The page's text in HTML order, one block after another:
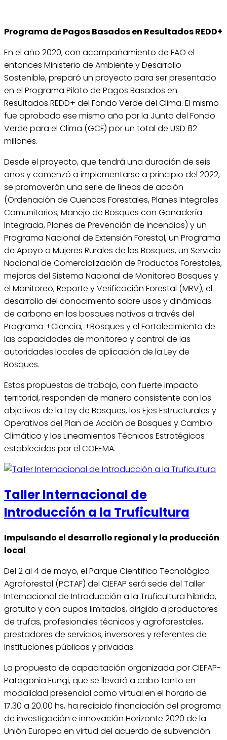
Programa de Pagos Basados en Resultados REDD+
En el año 2020, con acompañamiento de FAO el
entonces Ministerio de Ambiente y Desarrollo
Sostenible, preparó un proyecto para ser presentado
en el Programa Piloto de Pagos Basados en
Resultados REDD+ del Fondo Verde del Clima. El mismo
fue aprobado ese mismo año por la Junta del Fondo
Verde para el Clima (GCF) por un total de USD 82
millones.
Desde el proyecto, que tendrá una duración de seis
años y comenzó a implementarse a principio del 2022,
se promoverán una serie de líneas de acción
(Ordenación de Cuencas Forestales, Planes Integrales
Comunitarios, Manejo de Bosques con Ganadería
Integrada, Planes de Prevención de Incendios) y un
Programa Nacional de Extensión Forestal, un Programa
de Apoyo a Mujeres Rurales de los Bosques, un Servicio
Nacional de Comercialización de Productos Forestales,
mejoras del Sistema Nacional de Monitoreo Bosques y
el Monitoreo, Reporte y Verificación Forestal (MRV), el
desarrollo del conocimiento sobre usos y dinámicas
de carbono en los bosques nativos a través del
Programa +Ciencia, +Bosques y el Fortalecimiento de
las capacidades de monitoreo y control de las
autoridades locales de aplicación de la Ley de
Bosques.
Estas propuestas de trabajo, con fuerte impacto
territorial, responden de manera consistente con los
objetivos de la Ley de Bosques, los Ejes Estructurales y
Operativos del Plan de Acción de Bosques y Cambio
Climático y los Lineamientos Técnicos Estratégicos
establecidos por el COFEMA.
Taller Internacional de
Introducción a la Truficultura
Impulsando el desarrollo regional y la producción
local
Del 2 al 4 de mayo, el Parque Científico Tecnológico
Agroforestal (PCTAF) del CIEFAP será sede del Taller
Internacional de Introducción a la Truficultura híbrido,
gratuito y con cupos limitados, dirigido a productores
de trufas, profesionales técnicos y agroforestales,
prestadores de servicios, inversores y referentes de
instituciones públicas y privadas.
La propuesta de capacitación organizada por CIEFAP-
Patagonia Fungi, que se llevará a cabo tanto en
modalidad presencial como virtual en el horario de
17.30 a 20.00 hs, ha recibido financiación del programa
de investigación e innovación Horizonte 2020 de la
Unión Europea en virtud del acuerdo de subvención